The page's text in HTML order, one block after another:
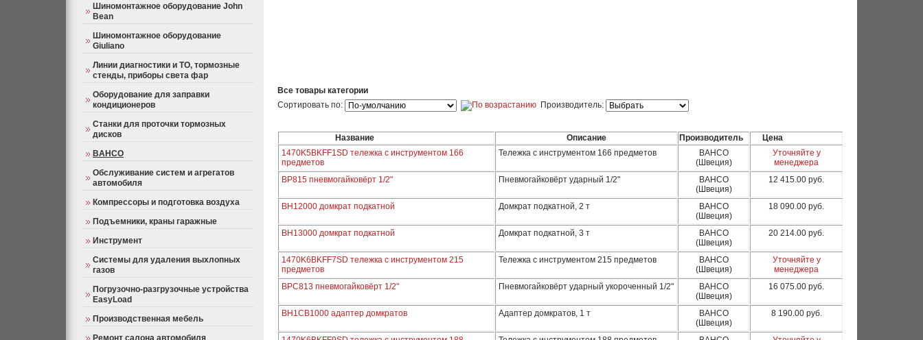
Шиномонтажное оборудование John
Bean
Шиномонтажное оборудование
Giuliano
Линии диагностики и ТО, тормозные
стенды, приборы света фар
Оборудование для заправки
кондиционеров
Станки для проточки тормозных
дисков
BAHCO
Обслуживание систем и агрегатов
автомобиля
Компрессоры и подготовка воздуха
Подъемники, краны гаражные
Инструмент
Системы для удаления выхлопных
газов
Погрузочно-разгрузочные устройства
EasyLoad
Производственная мебель
Ремонт салона автомобиля
Все товары категории
Сортировать по:
Производитель:
Название Описание Производитель
Цена
1470K5BKFF1SD тележка с инструментом 166
предметов
Тележка с инструментом 166 предметов
BAHCO
(Швеция)
Уточняйте у
менеджера
BP815 пневмогайковёрт 1/2"
Пневмогайковёрт ударный 1/2"
BAHCO
(Швеция)
12 415.00 руб.
BH12000 домкрат подкатной Домкрат подкатной, 2 т
BAHCO
(Швеция)
18 090.00 руб.
BH13000 домкрат подкатной Домкрат подкатной, 3 т
BAHCO
(Швеция)
20 214.00 руб.
1470K6BKFF7SD тележка с инструментом 215
предметов
Тележка с инструментом 215 предметов
BAHCO
(Швеция)
Уточняйте у
менеджера
BPC813 пневмогайковёрт 1/2"
Пневмогайковёрт ударный укороченный 1/2"
BAHCO
(Швеция)
16 075.00 руб.
BH1CB1000 адаптер домкратов Адаптер домкратов, 1 т
BAHCO
(Швеция)
8 190.00 руб.